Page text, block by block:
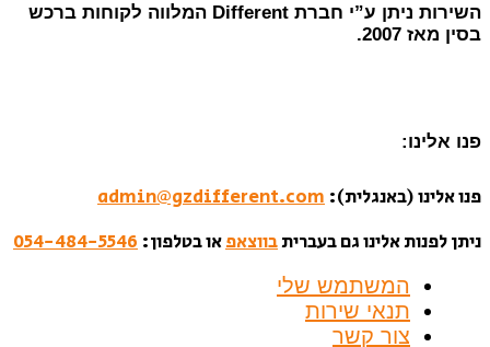
השירות ניתן ע”י חברת Different המלווה לקוחות ברכש
בסין מאז 2007.
פנו אלינו:
פנו אלינו (באנגלית): admin@gzdifferent.com
ניתן לפנות אלינו גם בעבריתבווצאפאו בטלפון: 054-484-5546
המשתמש שלי
תנאי שירות
צור קשר